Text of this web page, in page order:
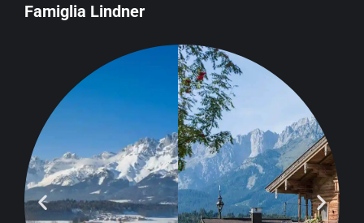
Famiglia Lindner